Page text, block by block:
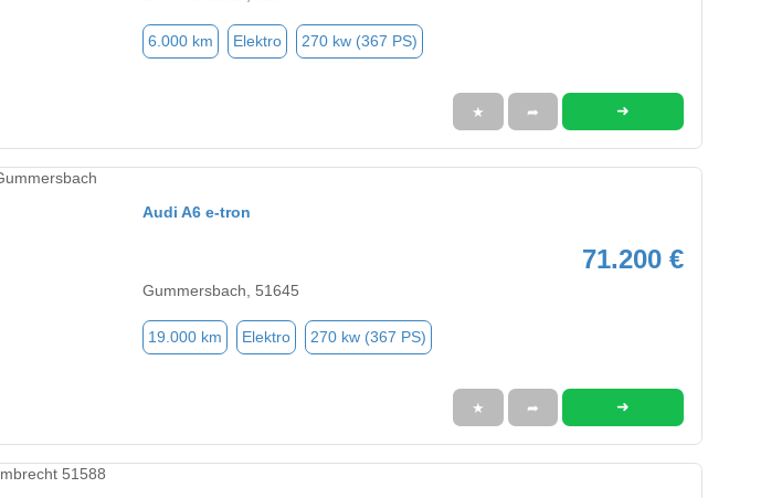
6.000 km Elektro 270 kw (367 PS)
★ ➦ ➜
Audi A6 e-tron
71.200 €
Gummersbach, 51645
19.000 km Elektro 270 kw (367 PS)
★ ➦ ➜